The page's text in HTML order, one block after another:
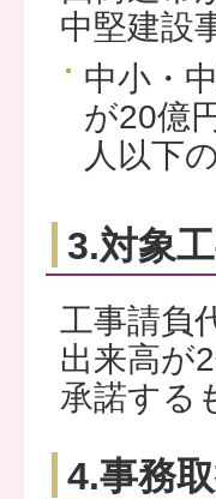
中堅建設
中小・
が20億
人以下
3.対象
工事請
出来高が
承諾する
4.事務